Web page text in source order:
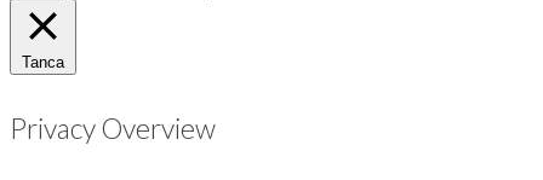
Tanca
Privacy Overview